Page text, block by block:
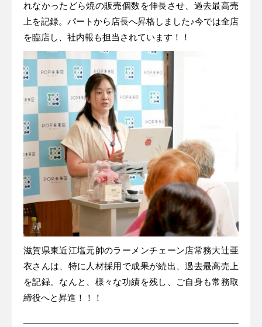
れなかったどら焼の販売個数を伸長させ、過去最高売
上を記録。パートから店長へ昇格しました♪今では全店
を臨店し、社内報も担当されています！！
滋賀県東近江塩元帥のラーメンチェーン店常務大辻亜
衣さんは、特に人材採用で成果が続出、過去最高売上
を記録。なんと、様々な功績を残し、ご自身も常務取
締役へと昇進！！！